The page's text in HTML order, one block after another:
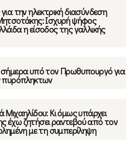
την ηλεκτρική διασύνδεση
Ισχυρή ψήφος
η είσοδος της γαλλικής
σήμερα υπό τον Πρωθυπουργό για
πυρόπληκτων
Κι όμως υπάρχει
έχω ζητήσει ραντεβού από τον
με τη συμπερίληψη